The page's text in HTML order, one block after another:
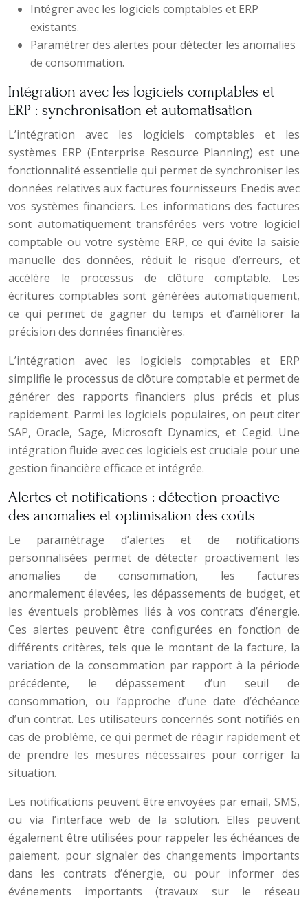
Intégrer avec les logiciels comptables et ERP
existants.
Paramétrer des alertes pour détecter les anomalies
de consommation.
Intégration avec les logiciels comptables et
ERP : synchronisation et automatisation
L’intégration avec les logiciels comptables et les
systèmes ERP (Enterprise Resource Planning) est une
fonctionnalité essentielle qui permet de synchroniser les
données relatives aux factures fournisseurs Enedis avec
vos systèmes financiers. Les informations des factures
sont automatiquement transférées vers votre logiciel
comptable ou votre système ERP, ce qui évite la saisie
manuelle des données, réduit le risque d’erreurs, et
accélère le processus de clôture comptable. Les
écritures comptables sont générées automatiquement,
ce qui permet de gagner du temps et d’améliorer la
précision des données financières.
L’intégration avec les logiciels comptables et ERP
simplifie le processus de clôture comptable et permet de
générer des rapports financiers plus précis et plus
rapidement. Parmi les logiciels populaires, on peut citer
SAP, Oracle, Sage, Microsoft Dynamics, et Cegid. Une
intégration fluide avec ces logiciels est cruciale pour une
gestion financière efficace et intégrée.
Alertes et notifications : détection proactive
des anomalies et optimisation des coûts
Le paramétrage d’alertes et de notifications
personnalisées permet de détecter proactivement les
anomalies de consommation, les factures
anormalement élevées, les dépassements de budget, et
les éventuels problèmes liés à vos contrats d’énergie.
Ces alertes peuvent être configurées en fonction de
différents critères, tels que le montant de la facture, la
variation de la consommation par rapport à la période
précédente, le dépassement d’un seuil de
consommation, ou l’approche d’une date d’échéance
d’un contrat. Les utilisateurs concernés sont notifiés en
cas de problème, ce qui permet de réagir rapidement et
de prendre les mesures nécessaires pour corriger la
situation.
Les notifications peuvent être envoyées par email, SMS,
ou via l’interface web de la solution. Elles peuvent
également être utilisées pour rappeler les échéances de
paiement, pour signaler des changements importants
dans les contrats d’énergie, ou pour informer des
événements importants (travaux sur le réseau